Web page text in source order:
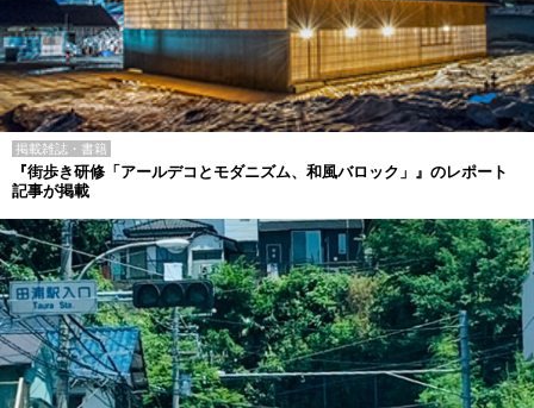
掲載雑誌・書籍
『街歩き研修「アールデコとモダニズム、和風バロック」』のレポート
記事が掲載